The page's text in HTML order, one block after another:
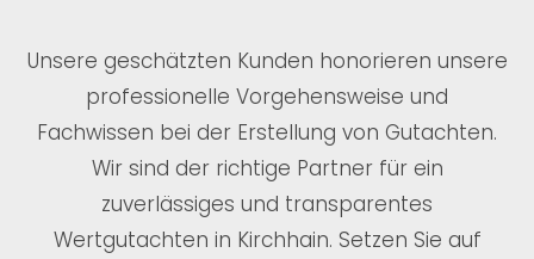
Unsere geschätzten Kunden honorieren unsere
professionelle Vorgehensweise und
Fachwissen bei der Erstellung von Gutachten.
Wir sind der richtige Partner für ein
zuverlässiges und transparentes
Wertgutachten in Kirchhain. Setzen Sie auf